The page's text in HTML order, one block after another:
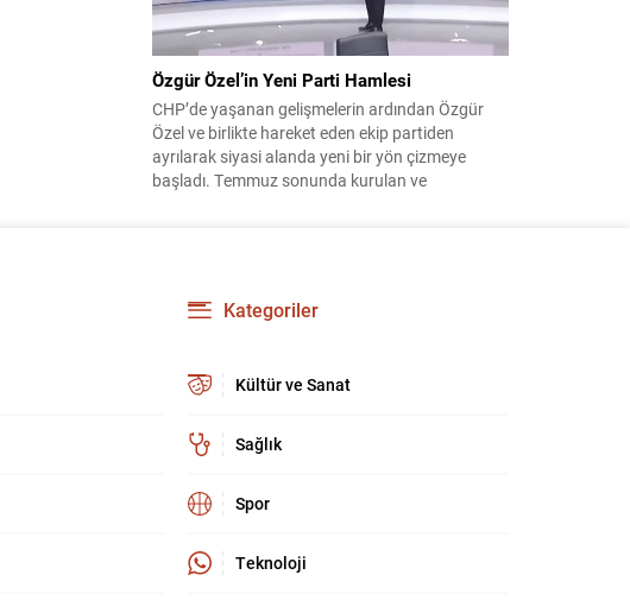
Özgür Özel’in Yeni Parti Hamlesi
CHP’de yaşanan gelişmelerin ardından Özgür
Özel ve birlikte hareket eden ekip partiden
ayrılarak siyasi alanda yeni bir yön çizmeye
başladı. Temmuz sonunda kurulan ve
bulduğu iddiaları gündemi...
Kategoriler
Kültür ve Sanat
Sağlık
Spor
Teknoloji